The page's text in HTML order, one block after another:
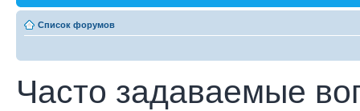
Список форумов
Часто задаваемые